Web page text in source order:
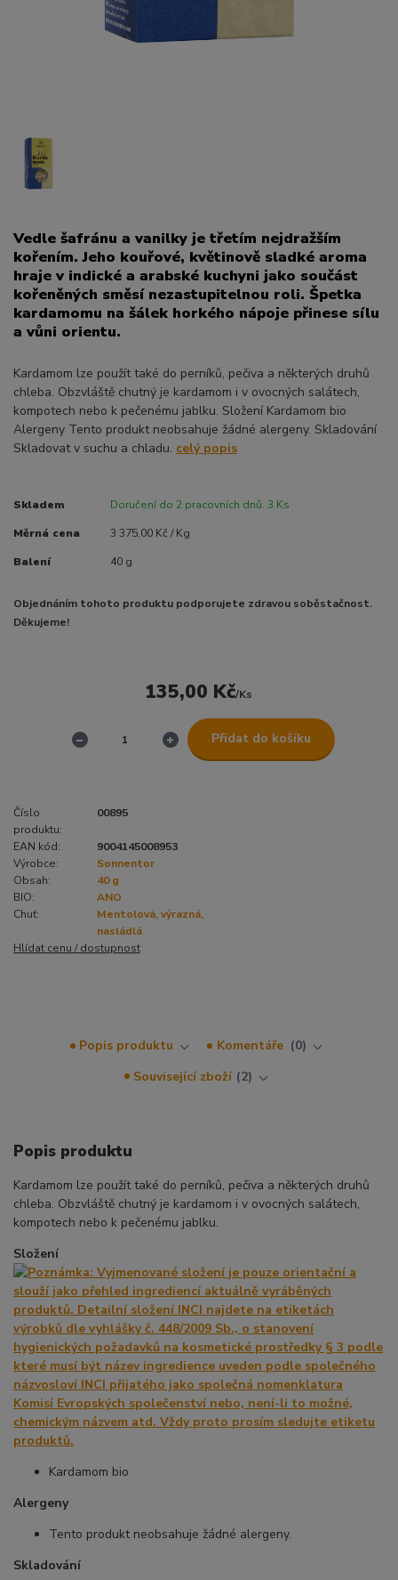
Vedle šafránu a vanilky je třetím nejdražším
kořením. Jeho kouřové, květinově sladké aroma
hraje v indické a arabské kuchyni jako součást
kořeněných směsí nezastupitelnou roli. Špetka
kardamomu na šálek horkého nápoje přinese sílu
a vůni orientu.
Kardamom lze použít také do perníků, pečiva a některých druhů
chleba. Obzvláště chutný je kardamom i v ovocných salátech,
kompotech nebo k pečenému jablku. Složení Kardamom bio
Alergeny Tento produkt neobsahuje žádné alergeny. Skladování
Skladovat v suchu a chladu. celý popis
Skladem Doručení do 2 pracovních dnů. 3 Ks
Měrná cena 3 375,00 Kč / Kg
Balení 40 g
Objednáním tohoto produktu podporujete zdravou soběstačnost.
Děkujeme!
135,00 Kč/Ks
Přidat do košíku
Číslo
produktu:
00895
EAN kód:
9004145008953
Výrobce:
Sonnentor
Obsah:
40 g
BIO:
ANO
Chuť:
Mentolová, výrazná,
nasládlá
Hlídat cenu / dostupnost
Popis produktu Komentáře
0
Související zboží 2
Popis produktu
Kardamom lze použít také do perníků, pečiva a některých druhů
chleba. Obzvláště chutný je kardamom i v ovocných salátech,
kompotech nebo k pečenému jablku.
Složení
Kardamom bio
Alergeny
Tento produkt neobsahuje žádné alergeny.
Skladování